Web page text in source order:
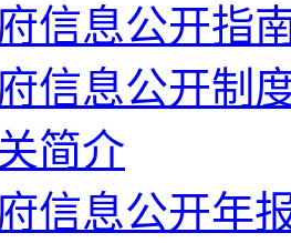
信息公开指
信息公开制
简介
信息公开年